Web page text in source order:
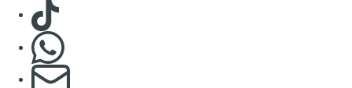
Consulter TikTok
S'abonner à notre newsletter